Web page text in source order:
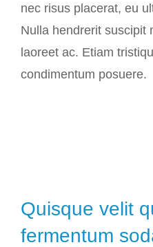
nec risus placerat, eu
Nulla hendrerit suscipit
laoreet ac. Etiam
condimentum posuere.
Quisque velit
fermentum